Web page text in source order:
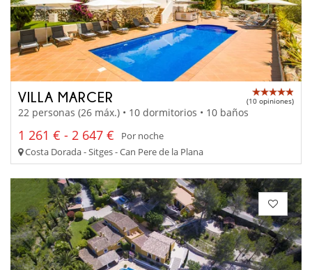
VILLA MARCER (10 opiniones)
22 personas (26 máx.) • 10 dormitorios • 10 baños
1 261 € - 2 647 €
Por noche
Costa Dorada - Sitges - Can Pere de la Plana